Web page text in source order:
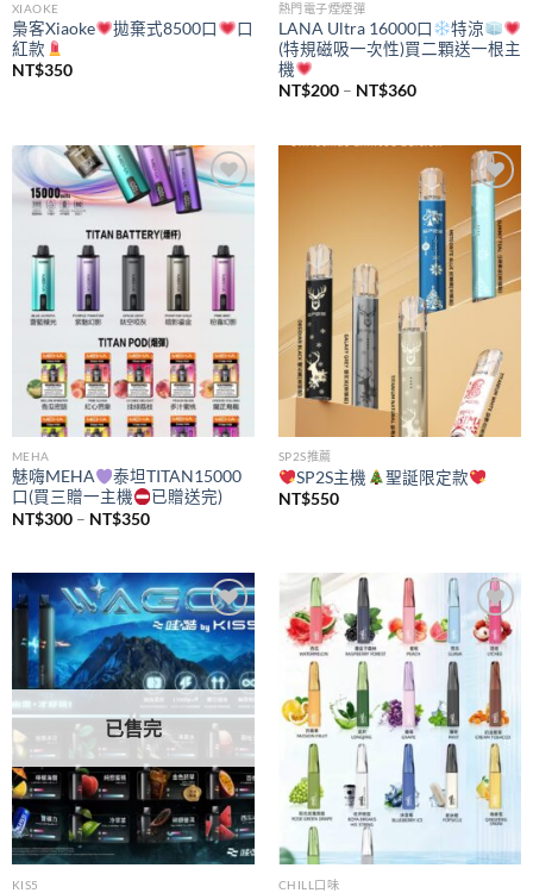
XIAOKE
梟客Xiaoke 拋棄式8500口
口
紅款
NT$350
熱門電子煙煙彈
LANA Ultra 16000口
特涼
(特規磁吸一次性)買二顆送一根主
機
NT$200 – NT$360價
NT$200
到
NT$360
Add to
MEHA
魅嗨MEHA
泰坦TITAN15000
口(買三贈一主機
已贈送完)
NT$300 – NT$350價
NT$300
到
NT$350
Add to
wishlist
SP2S推薦
SP2S主機
聖誕限定款
NT$550
Add to
wishlist
已售完
KIS5
Add to
wishlist
CHILL口味